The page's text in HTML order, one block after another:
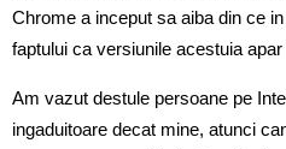
Chrome a inceput sa aiba din ce
faptului ca versiunile acestuia
Am vazut destule persoane pe
ingaduitoare decat mine, atunci